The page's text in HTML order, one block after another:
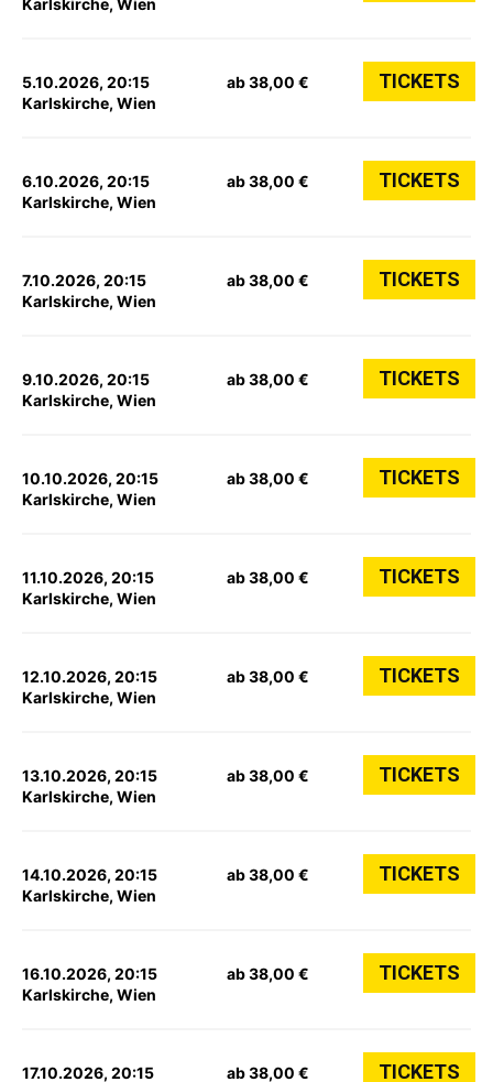
Karlskirche, Wien
5.10.2026, 20:15
Karlskirche, Wien
ab 38,00 € TICKETS
6.10.2026, 20:15
Karlskirche, Wien
ab 38,00 € TICKETS
7.10.2026, 20:15
Karlskirche, Wien
ab 38,00 € TICKETS
9.10.2026, 20:15
Karlskirche, Wien
ab 38,00 € TICKETS
10.10.2026, 20:15
Karlskirche, Wien
ab 38,00 € TICKETS
11.10.2026, 20:15
Karlskirche, Wien
ab 38,00 € TICKETS
12.10.2026, 20:15
Karlskirche, Wien
ab 38,00 € TICKETS
13.10.2026, 20:15
Karlskirche, Wien
ab 38,00 € TICKETS
14.10.2026, 20:15
Karlskirche, Wien
ab 38,00 € TICKETS
16.10.2026, 20:15
Karlskirche, Wien
ab 38,00 € TICKETS
17.10.2026, 20:15
ab 38,00 € TICKETS